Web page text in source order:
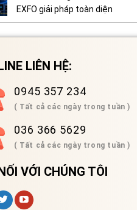
EXFO giải pháp toàn diện
LIÊN HỆ:
0945 357 234
( Tất cả các ngày trong tuần )
036 366 5629
( Tất cả các ngày trong tuần )
VỚI CHÚNG TÔI